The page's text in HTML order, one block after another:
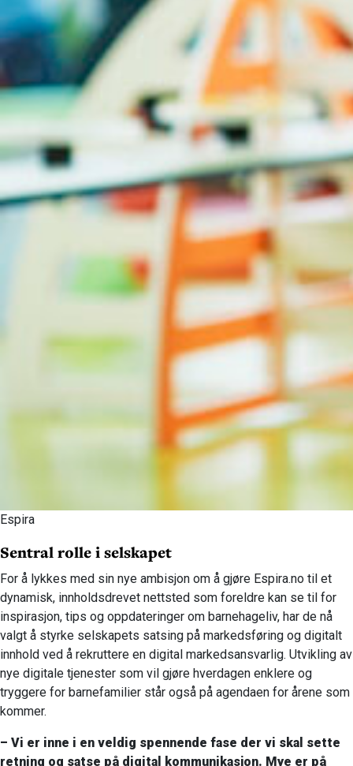
Espira
Sentral rolle i selskapet
For å lykkes med sin nye ambisjon om å gjøre Espira.no til et
dynamisk, innholdsdrevet nettsted som foreldre kan se til for
inspirasjon, tips og oppdateringer om barnehageliv, har de nå
valgt å styrke selskapets satsing på markedsføring og digitalt
innhold ved å rekruttere en digital markedsansvarlig. Utvikling av
nye digitale tjenester som vil gjøre hverdagen enklere og
tryggere for barnefamilier står også på agendaen for årene som
kommer.
– Vi er inne i en veldig spennende fase der vi skal sette
retning og satse på digital kommunikasjon. Mye er på